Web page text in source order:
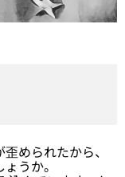
められたから、
うか。